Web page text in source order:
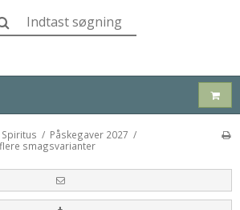
Spiritus / Påskegaver 2027 /
smagsvarianter